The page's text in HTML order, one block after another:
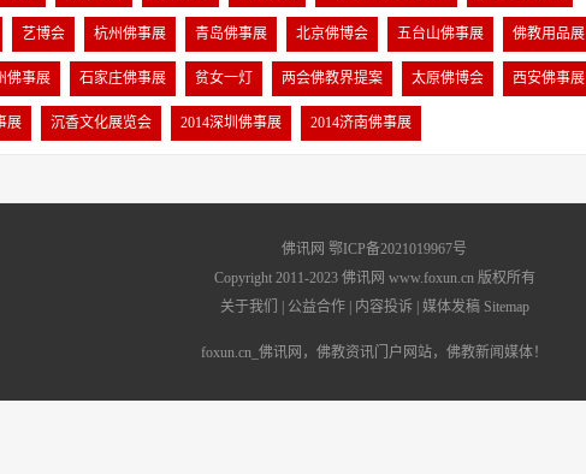
艺博会 杭州佛事展 青岛佛事展 北京佛博会 五台山佛事展 佛教用品展
佛事展 石家庄佛事展 贫女一灯 两会佛教界提案 太原佛博会 西安佛事展
展 沉香文化展览会 2014深圳佛事展 2014济南佛事展
佛讯网 鄂ICP备2021019967号
Copyright 2011-2023 佛讯网 www.foxun.cn 版权所有
关于我们
公益合作| 内容投诉| 媒体发稿 Sitemap
foxun.cn_佛讯网，佛教资讯门户网站，佛教新闻媒体！